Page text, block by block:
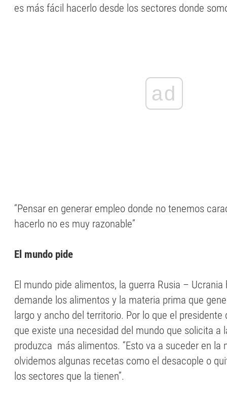
es más fácil hacerlo desde los sectores donde
ad
“Pensar en generar empleo donde no tenemos
hacerlo no es muy razonable”
El mundo pide
El mundo pide alimentos, la guerra Rusia –
demande los alimentos y la materia prima que
largo y ancho del territorio. Por lo que el presidente
que existe una necesidad del mundo que solicita a
produzca más alimentos. “Esto va a suceder en la
olvidemos algunas recetas como el desacople o
los sectores que la tienen”.